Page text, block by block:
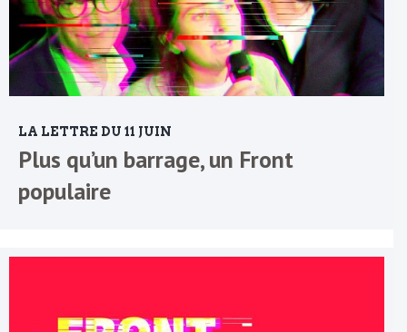
LA LETTRE DU 11 JUIN
Plus qu’un barrage, un Front
populaire